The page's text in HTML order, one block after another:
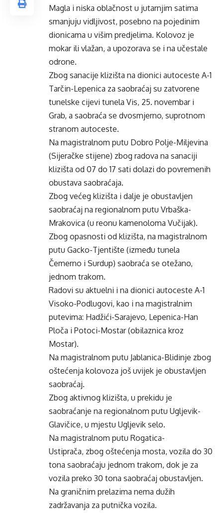
Magla i niska oblačnost u jutarnjim satima
smanjuju vidljivost, posebno na pojedinim
dionicama u višim predjelima. Kolovoz je
mokar ili vlažan, a upozorava se i na učestale
odrone.
Zbog sanacije klizišta na dionici autoceste A-1
Tarčin-Lepenica za saobraćaj su zatvorene
tunelske cijevi tunela Vis, 25. novembar i
Grab, a saobraća se dvosmjerno, suprotnom
stranom autoceste.
Na magistralnom putu Dobro Polje-Miljevina
(Sijeračke stijene) zbog radova na sanaciji
klizišta od 07 do 17 sati dolazi do povremenih
obustava saobraćaja.
Zbog većeg klizišta i dalje je obustavljen
saobraćaj na regionalnom putu Vrbaška-
Mrakovica (u reonu kamenoloma Vučijak).
Zbog opasnosti od klizišta, na magistralnom
putu Gacko-Tjentište (između tunela
Čemerno i Surdup) saobraća se otežano,
jednom trakom.
Radovi su aktuelni i na dionici autoceste A-1
Visoko-Podlugovi, kao i na magistralnim
putevima: Hadžići-Sarajevo, Lepenica-Han
Ploča i Potoci-Mostar (obilaznica kroz
Mostar).
Na magistralnom putu Jablanica-Blidinje zbog
oštećenja kolovoza još uvijek je obustavljen
saobraćaj.
Zbog aktivnog klizišta, u prekidu je
saobraćanje na regionalnom putu Ugljevik-
Glavičice, u mjestu Ugljevik selo.
Na magistralnom putu Rogatica-
Ustiprača, zbog oštećenja mosta, vozila do 30
tona saobraćaju jednom trakom, dok je za
vozila preko 30 tona saobraćaj obustavljen.
Na graničnim prelazima nema dužih
zadržavanja za putnička vozila.